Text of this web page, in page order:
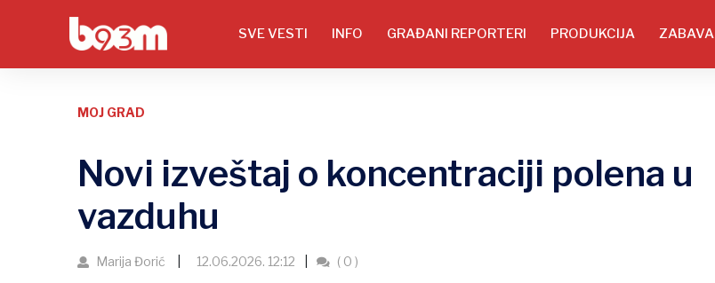
SVE VESTI INFO GRAĐANI REPORTERI PRODUKCIJA ZABAVA
MOJ GRAD
Novi izveštaj o koncentraciji polena u
vazduhu
Marija Đorić 12.06.2026. 12:12 ( 0 )